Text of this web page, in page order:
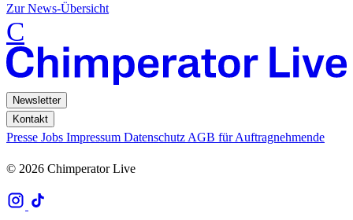
Zur News-Übersicht
C
Newsletter
Kontakt
Presse Jobs Impressum Datenschutz AGB für Auftragnehmende
© 2026 Chimperator Live